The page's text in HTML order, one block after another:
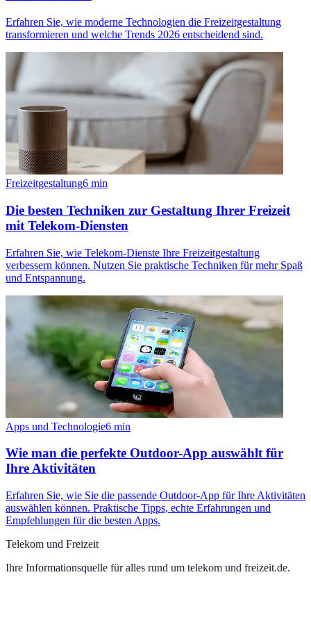
Erfahren Sie, wie moderne Technologien die Freizeitgestaltung
transformieren und welche Trends 2026 entscheidend sind.
Freizeitgestaltung6 min
Die besten Techniken zur Gestaltung Ihrer Freizeit
mit Telekom-Diensten
Erfahren Sie, wie Telekom-Dienste Ihre Freizeitgestaltung
verbessern können. Nutzen Sie praktische Techniken für mehr Spaß
und Entspannung.
Apps und Technologie6 min
Wie man die perfekte Outdoor-App auswählt für
Ihre Aktivitäten
Erfahren Sie, wie Sie die passende Outdoor-App für Ihre Aktivitäten
auswählen können. Praktische Tipps, echte Erfahrungen und
Empfehlungen für die besten Apps.
Telekom und Freizeit
Ihre Informationsquelle für alles rund um telekom und freizeit.de.